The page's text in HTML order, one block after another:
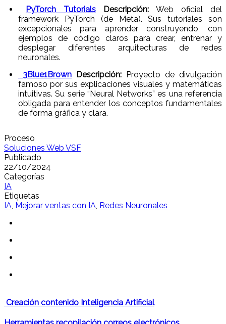
PyTorch Tutorials
Descripción: Web oficial del
framework PyTorch (de Meta). Sus tutoriales son
excepcionales para aprender construyendo, con
ejemplos de código claros para crear, entrenar y
desplegar diferentes arquitecturas de redes
neuronales.
3Blue1Brown Descripción: Proyecto de divulgación
famoso por sus explicaciones visuales y matemáticas
intuitivas. Su serie “Neural Networks” es una referencia
obligada para entender los conceptos fundamentales
de forma gráfica y clara.
Proceso
Soluciones Web VSF
Publicado
22/10/2024
Categorías
IA
Etiquetas
IA Mejorar ventas con IA Redes Neuronales
Creación contenido Inteligencia Artificial